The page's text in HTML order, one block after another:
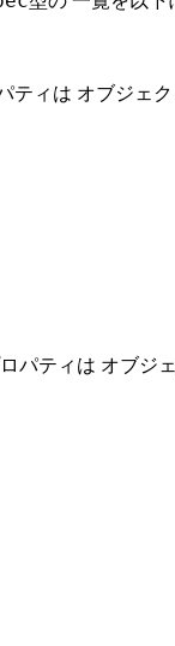
ティは オブジェ
パティは オブジ